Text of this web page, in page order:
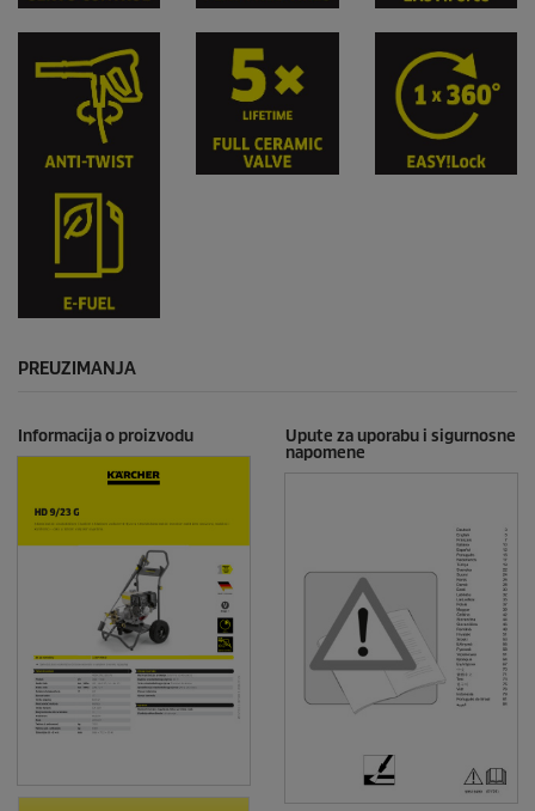
PREUZIMANJA
Informacija o proizvodu
Upute za uporabu i sigurnosne
napomene